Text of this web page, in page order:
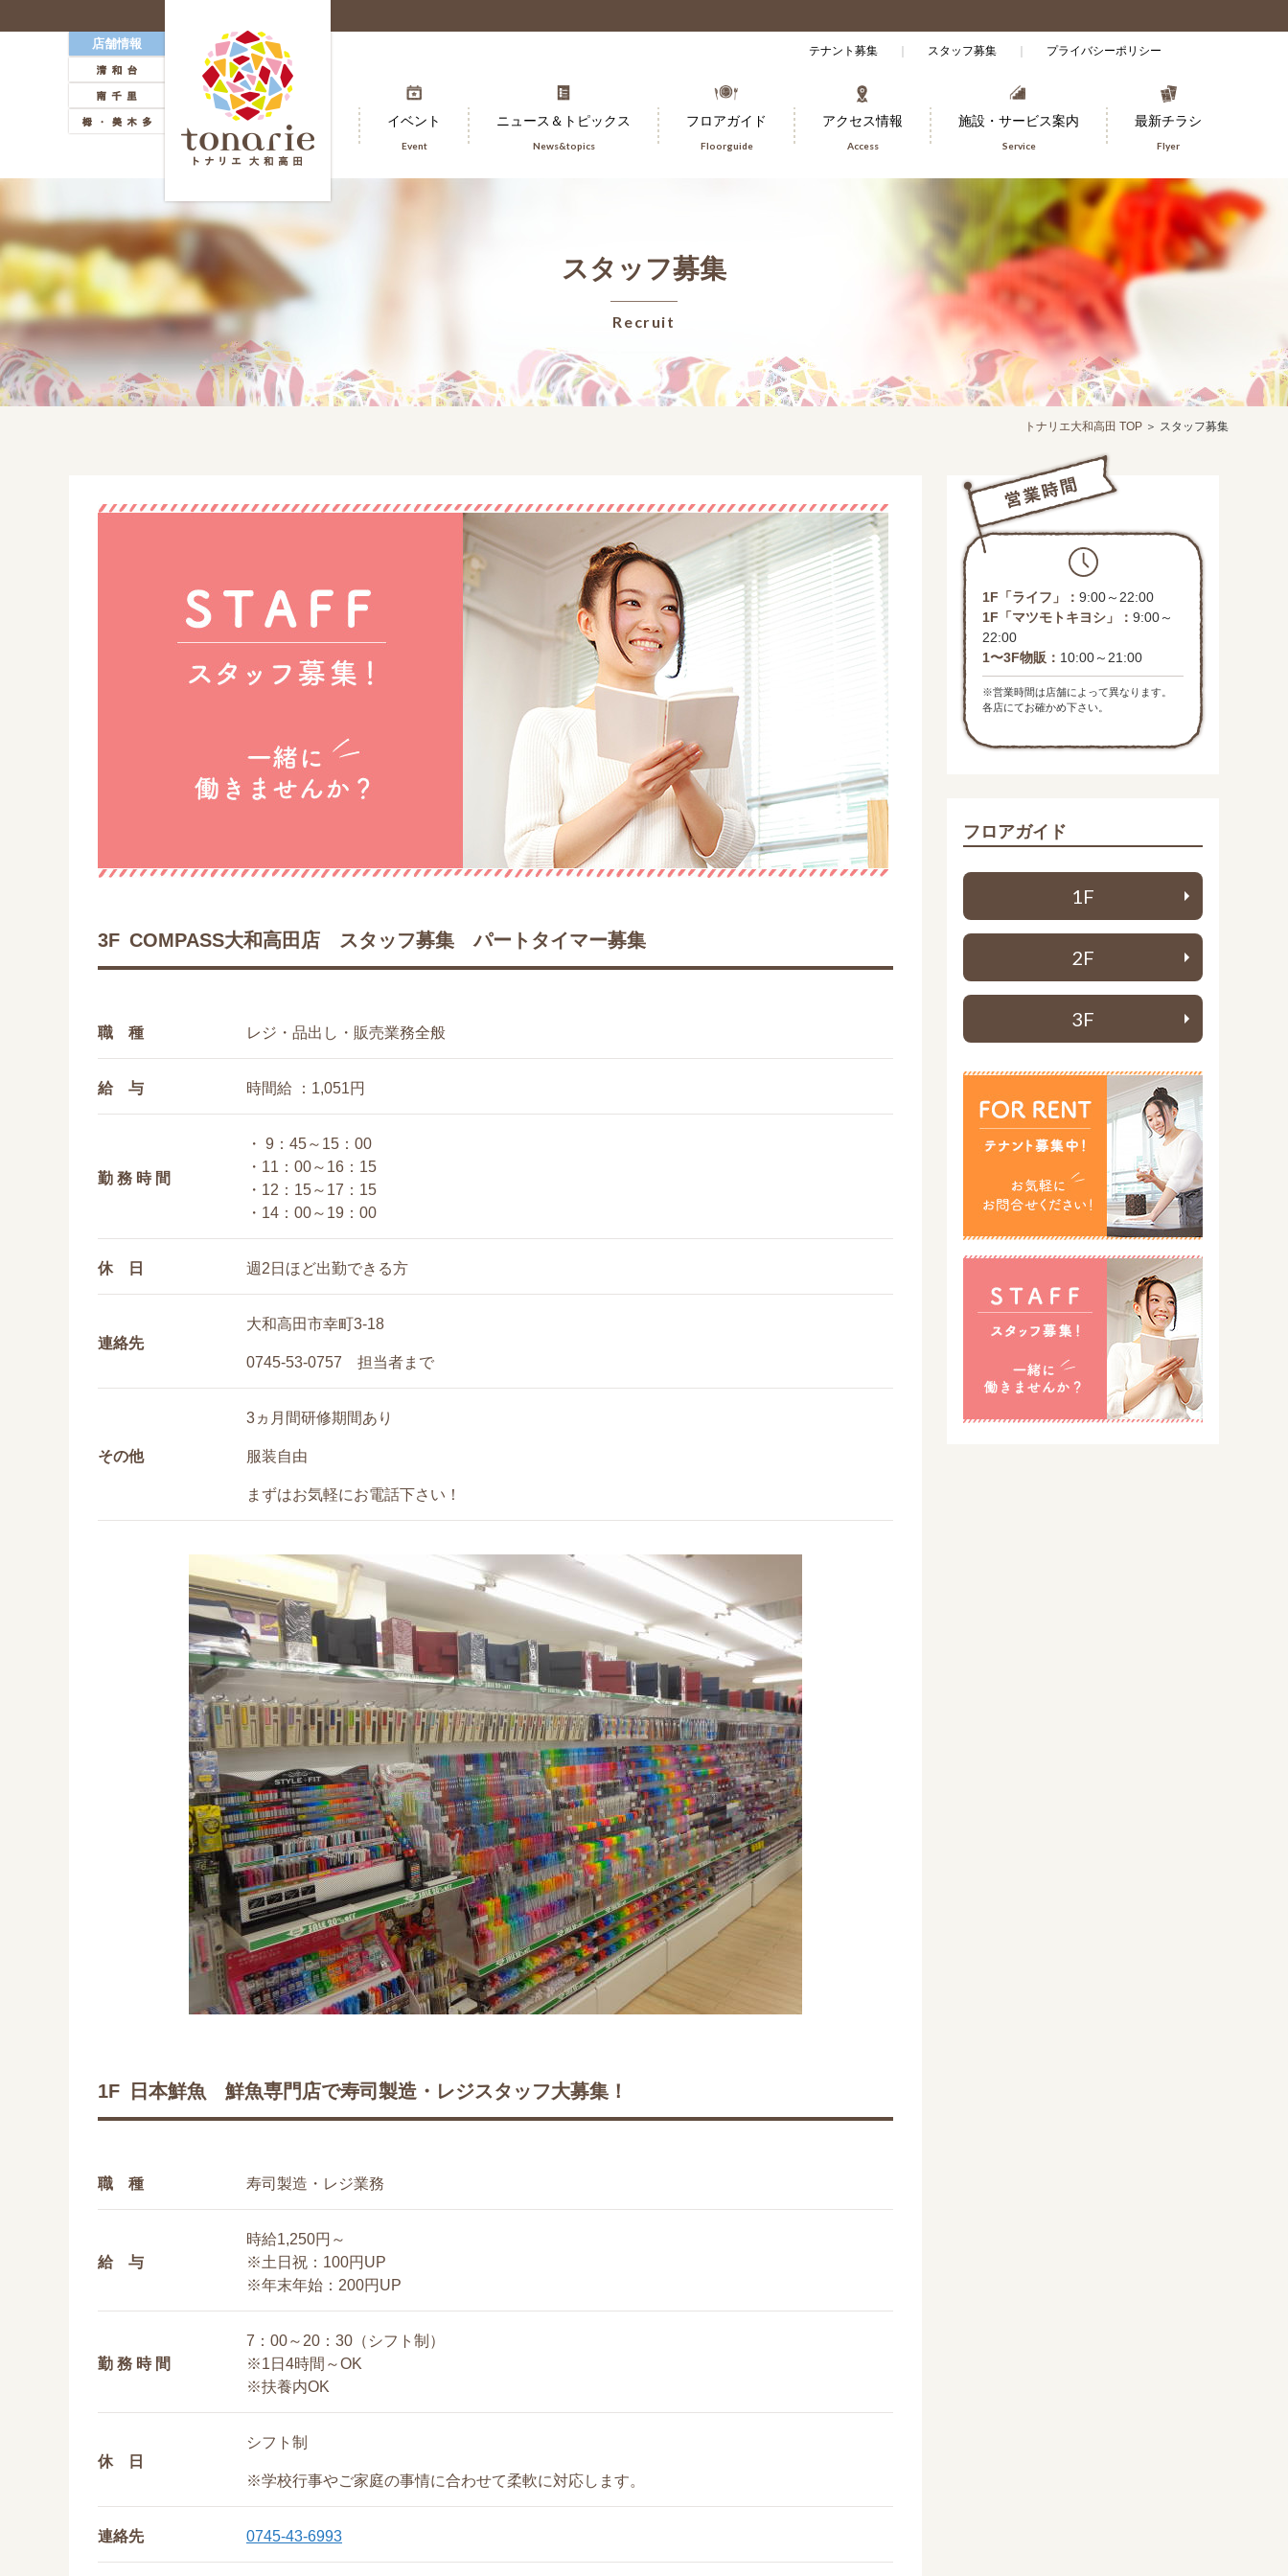
店舗情報
Home
イベント
Event
ニュース＆トピックス
News&topics
フロアガイド
Floorguide
アクセス情報
Access
施設・サービス案内
Service
最新チラシ
Flyer
テナント募集 スタッフ募集 プライバシーポリシー
スタッフ募集
Recruit
トナリエ大和高田 TOP ＞ スタッフ募集
3F COMPASS大和高田店 スタッフ募集 パートタイマー募集
職 種 レジ・品出し・販売業務全般
給 与 時間給 ：1,051円
勤 務 時 間
・ 9：45～15：00
・11：00～16：15
・12：15～17：15
・14：00～19：00
休 日 週2日ほど出勤できる方
連絡先
大和高田市幸町3-18
0745-53-0757 担当者まで
その他
3ヵ月間研修期間あり
服装自由
まずはお気軽にお電話下さい！
1F 日本鮮魚 鮮魚専門店で寿司製造・レジスタッフ大募集！
職 種 寿司製造・レジ業務
給 与
時給1,250円～
※土日祝：100円UP
※年末年始：200円UP
勤 務 時 間
7：00～20：30（シフト制）
※1日4時間～OK
※扶養内OK
休 日
シフト制
※学校行事やご家庭の事情に合わせて柔軟に対応します。
連絡先 0745-43-6993
1F「ライフ」： 9:00～22:00
1F「マツモトキヨシ」： 9:00～
22:00
1〜3F物販： 10:00～21:00
※営業時間は店舗によって異なります。
各店にてお確かめ下さい。
フロアガイド
1F
2F
3F